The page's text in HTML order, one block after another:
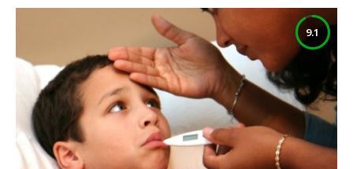
9.1